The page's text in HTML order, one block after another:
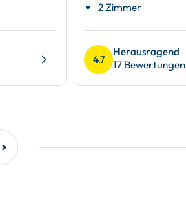
2 Zimmer
4.7
Herausragend
17 Bewertungen